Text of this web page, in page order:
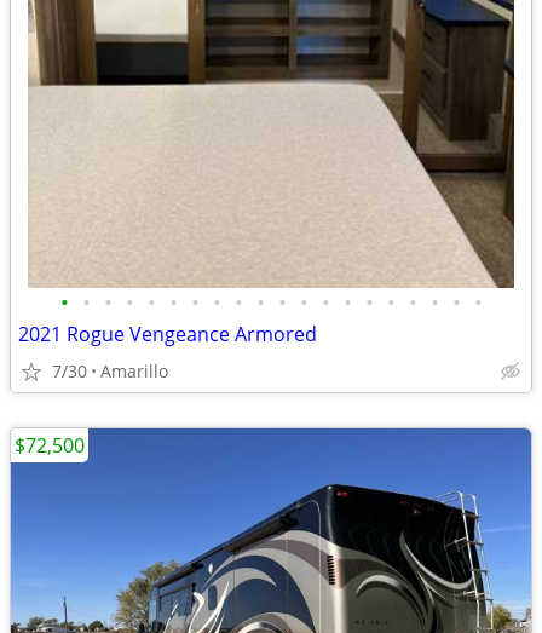
• • • • • • • • • • • • • • • • • • • •
2021 Rogue Vengeance Armored
7/30 Amarillo
$72,500